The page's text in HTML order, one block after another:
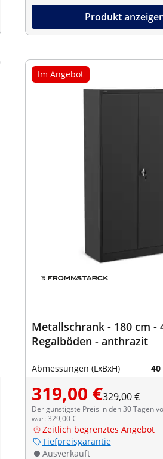
Produkt
Im Angebot
Metallschrank - 180 cm -
Regalböden - anthrazit
Abmessungen (LxBxH) 40
319,00 €329,00 €
Der günstigste Preis in den 30 Tagen
war: 329,00 €
Zeitlich begrenztes Angebot
Tiefpreisgarantie
Ausverkauft